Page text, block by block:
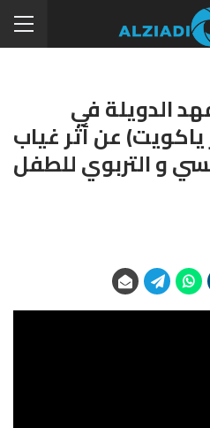
الدويلة في
ياكويت) عن أثر غياب
و التربوي للطفل